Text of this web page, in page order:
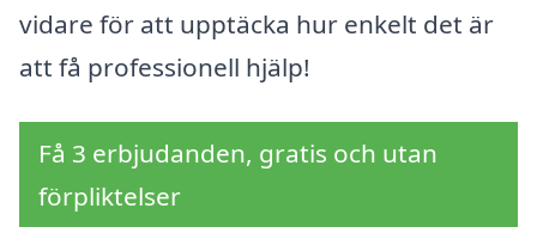
vidare för att upptäcka hur enkelt det är
att få professionell hjälp!
Få 3 erbjudanden, gratis och utan
förpliktelser